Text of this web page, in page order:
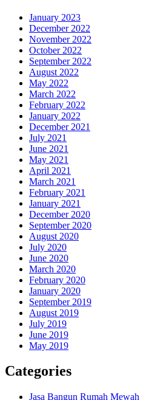
January 2023
December 2022
November 2022
October 2022
September 2022
August 2022
May 2022
March 2022
February 2022
January 2022
December 2021
July 2021
June 2021
May 2021
April 2021
March 2021
February 2021
January 2021
December 2020
September 2020
August 2020
July 2020
June 2020
March 2020
February 2020
January 2020
September 2019
August 2019
July 2019
June 2019
May 2019
Categories
Jasa Bangun Rumah Mewah